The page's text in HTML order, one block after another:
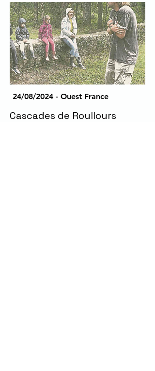
24/08/2024 - Ouest France
Cascades de Roullours